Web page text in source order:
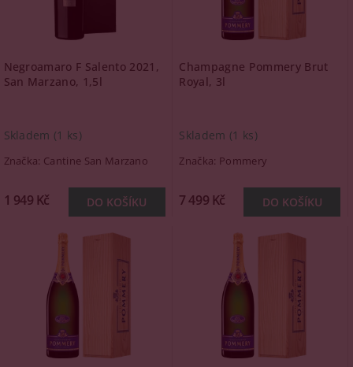
Negroamaro F Salento 2021,
San Marzano, 1,5l
Skladem (1 ks)
Značka: Cantine San Marzano
1 949 Kč
Champagne Pommery Brut
Royal, 3l
Skladem (1 ks)
Značka: Pommery
7 499 Kč